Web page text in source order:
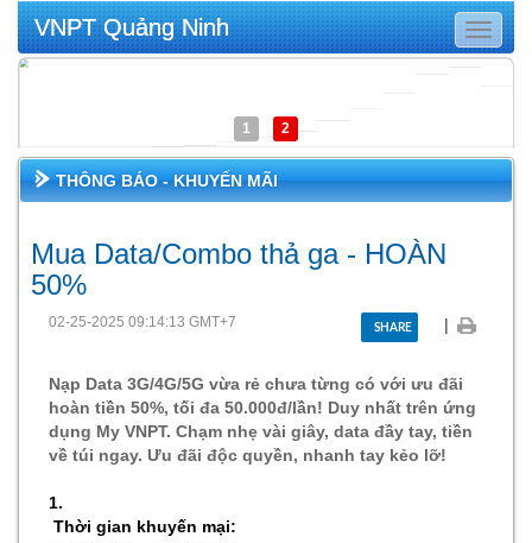
Toggle
VNPT Quảng Ninh
1 2
THÔNG BÁO - KHUYẾN MÃI
Mua Data/Combo thả ga - HOÀN
50%
02-25-2025 09:14:13 GMT+7 SHARE |
Nạp Data 3G/4G/5G vừa rẻ chưa từng có với ưu đãi
hoàn tiền 50%, tối đa 50.000đ/lần! Duy nhất trên ứng
dụng My VNPT. Chạm nhẹ vài giây, data đầy tay, tiền
về túi ngay. Ưu đãi độc quyền, nhanh tay kẻo lỡ!
1.
Thời gian khuyến mại: